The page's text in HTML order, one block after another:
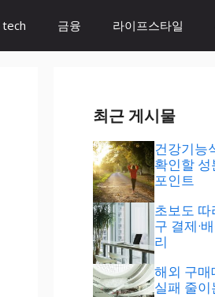
tech 금융 라이프스타일
최근 게시물
건강기능
확인할 성
포인트
초보도
구 결제·
리
해외 구매
실패 줄